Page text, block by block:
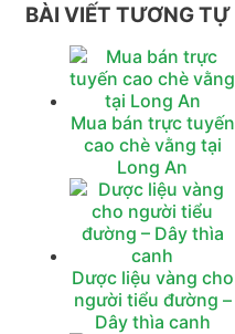
BÀI VIẾT TƯƠNG TỰ
Mua bán trực tuyến
cao chè vằng tại
Long An
Dược liệu vàng cho
người tiểu đường –
Dây thìa canh